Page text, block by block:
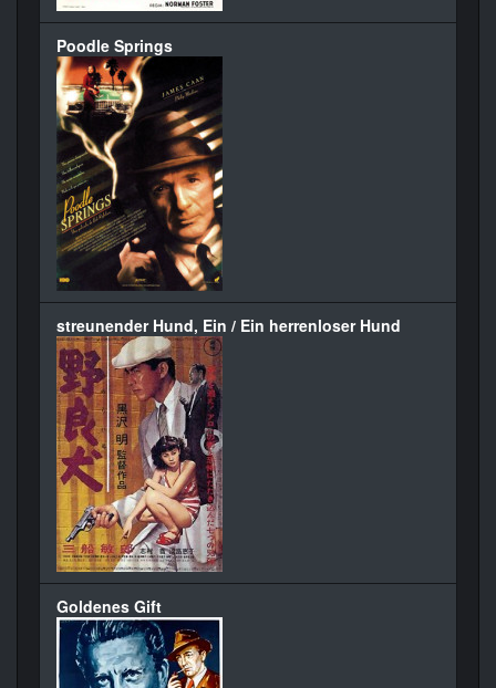
Poodle Springs
streunender Hund, Ein / Ein herrenloser Hund
Goldenes Gift